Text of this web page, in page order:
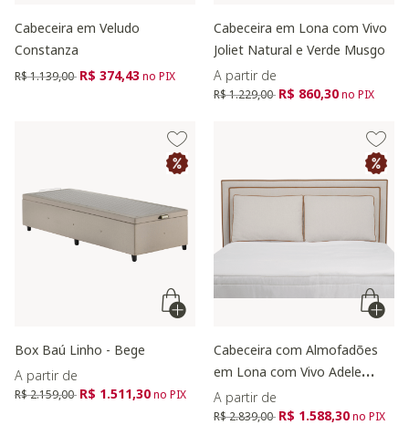
Cabeceira em Veludo
Constanza
Preço reduzido de
R$ 1.139,00 para
R$ 374,43no PIX
Cabeceira em Lona com Vivo
Joliet Natural e Verde Musgo
A partir de
Preço reduzido de
R$ 1.229,00 para
R$ 860,30no PIX
Box Baú Linho - Bege
A partir de
Preço reduzido de
R$ 2.159,00 para
R$ 1.511,30no PIX
Cabeceira com Almofadões
em Lona com Vivo Adele
Natural e Telha
A partir de
Preço reduzido de
R$ 2.839,00 para
R$ 1.588,30no PIX